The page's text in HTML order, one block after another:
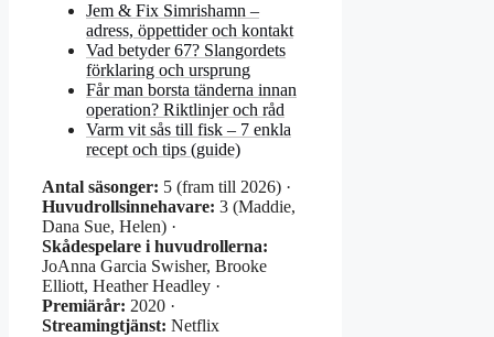
Jem & Fix Simrishamn –
adress, öppettider och kontakt
Vad betyder 67? Slangordets
förklaring och ursprung
Får man borsta tänderna innan
operation? Riktlinjer och råd
Varm vit sås till fisk – 7 enkla
recept och tips (guide)
Antal säsonger: 5 (fram till 2026) ·
Huvudrollsinnehavare: 3 (Maddie,
Dana Sue, Helen) ·
Skådespelare i huvudrollerna:
JoAnna Garcia Swisher, Brooke
Elliott, Heather Headley ·
Premiärår: 2020 ·
Streamingtjänst: Netflix